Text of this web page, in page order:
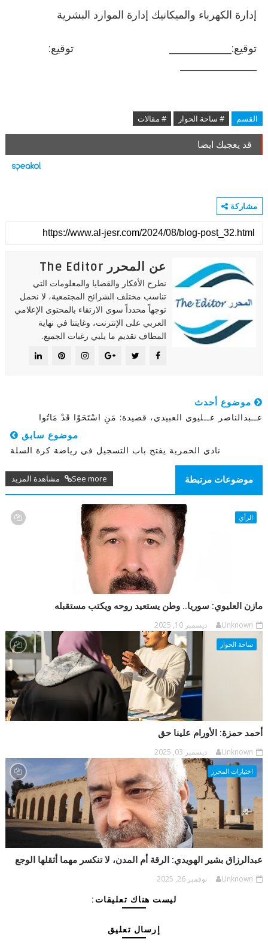
إدارة الكهرباء والميكانيك إدارة الموارد البشرية
توقيع:_____________ توقيع:
القسم # ساحة الحوار # مقالات
قد يعجبك ايضا
مشاركة
عن المحرر The Editor
نطرح الأفكار والقضايا والمعلومات التي
تناسب مختلف الشرائح المجتمعية، لا نحمل
توجهاً محدداً سوى الارتقاء بالمحتوى الإعلامي
العربي على الإنترنت، وغايتنا في نهاية
المطاف تقديم ما يلبي رغبات الجميع.
موضوع أحدث
عــبدالناصر عــليوي العبيدي، قصيدة: مَنِ اسْتَحَوْا قَدْ مَاتُوا
موضوع سابق
نادي الحمرية يفتح باب التسجيل في رياضة كرة السلة
موضوعات مرتبطة See more مشاهدة المزيد
الرأي
مازن العليوي: سوريا.. وطن يستعيد روحه ويكتب مستقبله
Unknown ديسمبر 10, 2025
ساحة الحوار
أحمد حمزة: الأورام علينا حق
Unknown ديسمبر 03, 2025
اختيارات المحرر
عبدالرزاق بشير الهويدي: الرقة أم المدن، لا تنكسر مهما أثقلها الوجع
Unknown نوفمبر 26, 2025
ليست هناك تعليقات:
إرسال تعليق